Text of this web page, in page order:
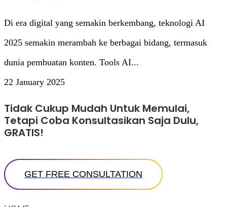
Di era digital yang semakin berkembang, teknologi AI
2025 semakin merambah ke berbagai bidang, termasuk
dunia pembuatan konten. Tools AI...
22 January 2025
Tidak Cukup Mudah Untuk Memulai,
Tetapi Coba Konsultasikan Saja Dulu,
GRATIS!